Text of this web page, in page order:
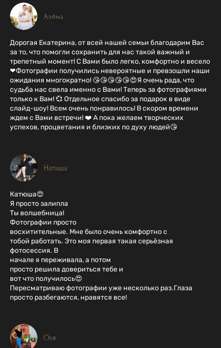
Алёна
Дорогая Екатерина, от всей нашей семьи благодарим Вас
за то, что помогли сохранить для нас такой важный и
трепетный момент! С Вами было легко, комфортно и весело
❤Фотографии получились невероятные и превзошли наши
ожидания многократно! 😘😘😘😘😘😍Я очень рада, что
судьба нас свела именно с Вами! Теперь за фотографиями
только к Вам! 💞 Отдельное спасибо за подарок в виде
слайд-шоу! Всем очень понравилось! В скором времени
ждем с Вами встречи! ❤️ А пока желаем творческих
успехов, процветания и близких по духу людей😘
Наташа
Катюша😍
Я просто залипла
Ты волшебница!
Фотографии просто
восхитительные. Мне было очень комфортно с
тобой работать. Это моя первая такая серьёзная
фотосессия. В
начале я переживала, а потом
просто решила довериться тебе и
вот что получилось😍
Пересматриваю фотографии уже несколько раз.Глаза
просто разбегаются, нравятся все!
Оля